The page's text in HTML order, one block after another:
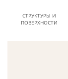
СТРУКТУРЫ И
ПОВЕРХНОСТИ